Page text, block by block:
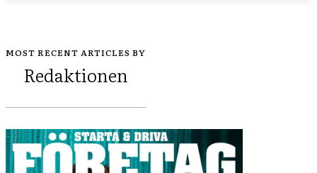
MOST RECENT ARTICLES BY
Redaktionen